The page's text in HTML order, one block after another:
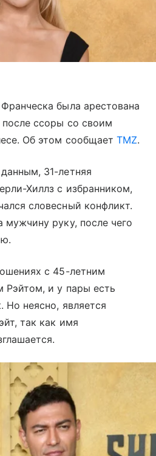
была арестована
ссоры со своим
Об этом сообщает TMZ.
31-летняя
Хиллз с избранником,
словесный конфликт.
мужчину руку, после чего
с 45-летним
Рэйтом, и у пары есть
Но неясно, является
так как имя